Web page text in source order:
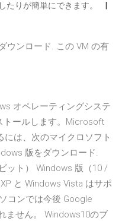
たりが簡単にできます。
ウンロード. この VM の有
オペレーティングシステ
トールします。Microsoft
は、次のマイクロソフト
版をダウンロード.
ット） Windows 版（10 /
と Windows Vista はサポ
コンでは今後 Google
ません。 Windows10のブ